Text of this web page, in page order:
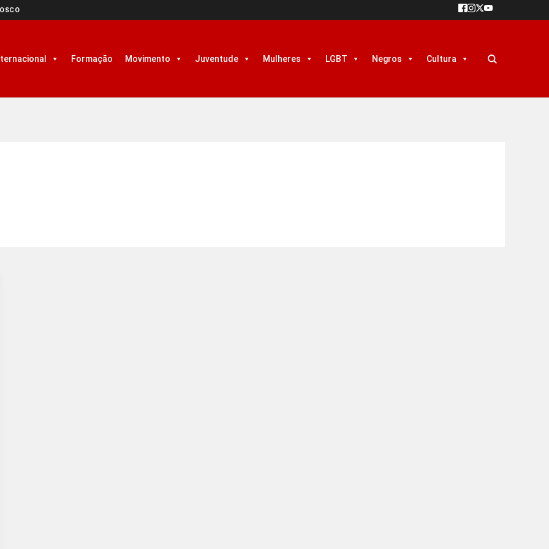
Formação Movimento Juventude Mulheres LGBT Negros Cultura